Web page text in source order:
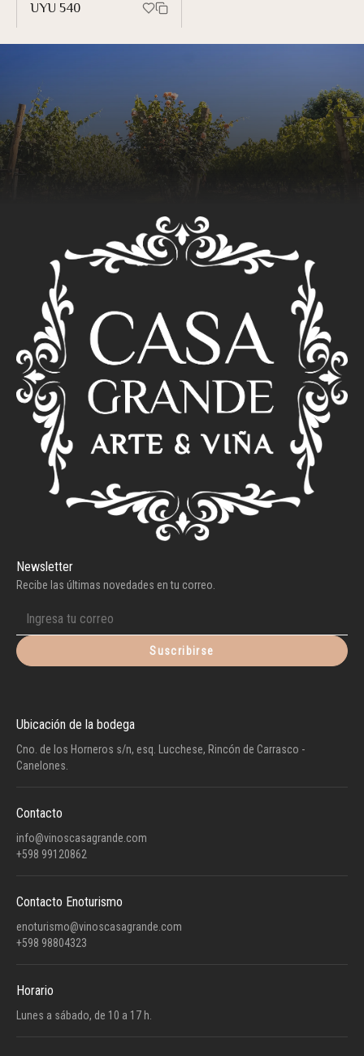
UYU 540
Newsletter
Recibe las últimas novedades en tu correo.
Suscribirse
Ubicación de la bodega
Cno. de los Horneros s/n, esq. Lucchese, Rincón de Carrasco -
Canelones.
Contacto
info@vinoscasagrande.com
+598 99120862
Contacto Enoturismo
enoturismo@vinoscasagrande.com
+598 98804323
Horario
Lunes a sábado, de 10 a 17 h.